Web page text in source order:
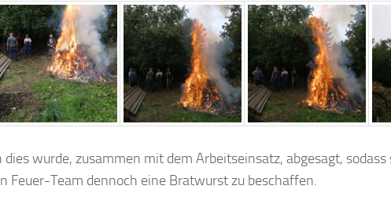
wurde, zusammen mit dem Arbeitseinsatz, abgesagt,
Team dennoch eine Bratwurst zu beschaffen.